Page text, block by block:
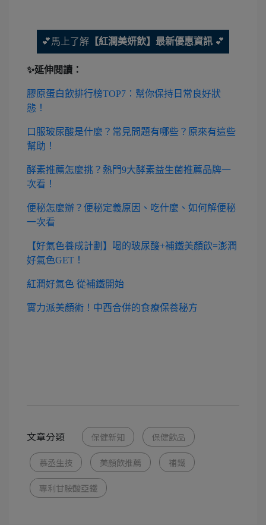
💕馬上了解 【紅潤美妍飲】最新優惠資訊 💕
✨延伸閱讀：
膠原蛋白飲排行榜TOP7：幫你保持日常良好狀
態！
口服玻尿酸是什麼？常見問題有哪些？原來有這些
幫助！
酵素推薦怎麼挑？熱門9大酵素益生菌推薦品牌一
次看！
便秘怎麼辦？便秘定義原因、吃什麼、如何解便秘
一次看
【好氣色養成計劃】喝的玻尿酸+補鐵美顏飲=澎潤
好氣色GET！
紅潤好氣色 從補鐵開始
實力派美顏術！中西合併的食療保養秘方
文章分類 保健新知 保健飲品
慕丞生技 美顏飲推薦 補鐵
專利甘胺酸亞鐵